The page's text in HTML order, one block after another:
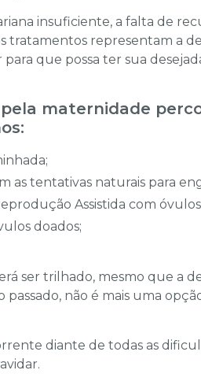
insuficiente, a falta de
tratamentos representam a
que possa ter sua
maternidade
as tentativas naturais para
Assistida com
doados;
ser trilhado, mesmo que a
não é mais uma
diante de todas as